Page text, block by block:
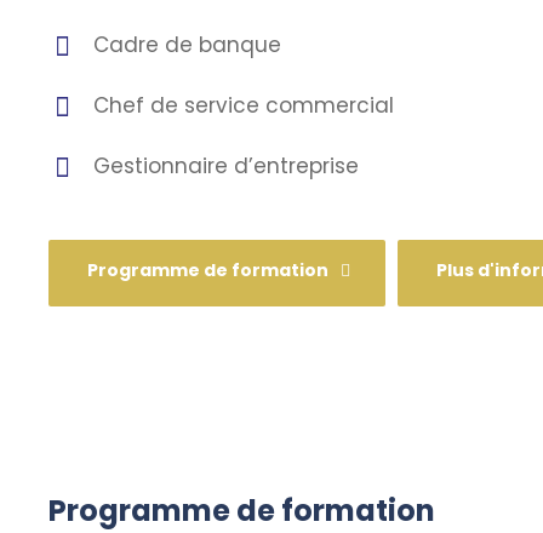
Cadre de banque
Chef de service commercial
Gestionnaire d’entreprise
Programme de formation Plus
Programme de formation